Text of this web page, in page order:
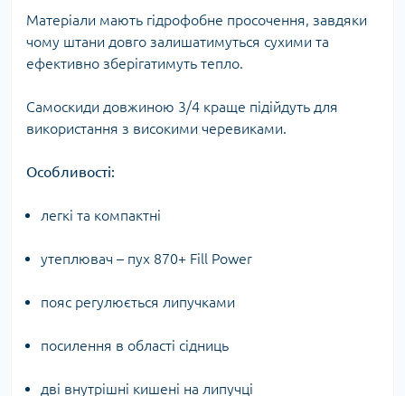
Матеріали мають гідрофобне просочення, завдяки
чому штани довго залишатимуться сухими та
ефективно зберігатимуть тепло.
Самоскиди довжиною 3/4 краще підійдуть для
використання з високими черевиками.
Особливості:
легкі та компактні
утеплювач – пух 870+ Fill Power
пояс регулюється липучками
посилення в області сідниць
дві внутрішні кишені на липучці